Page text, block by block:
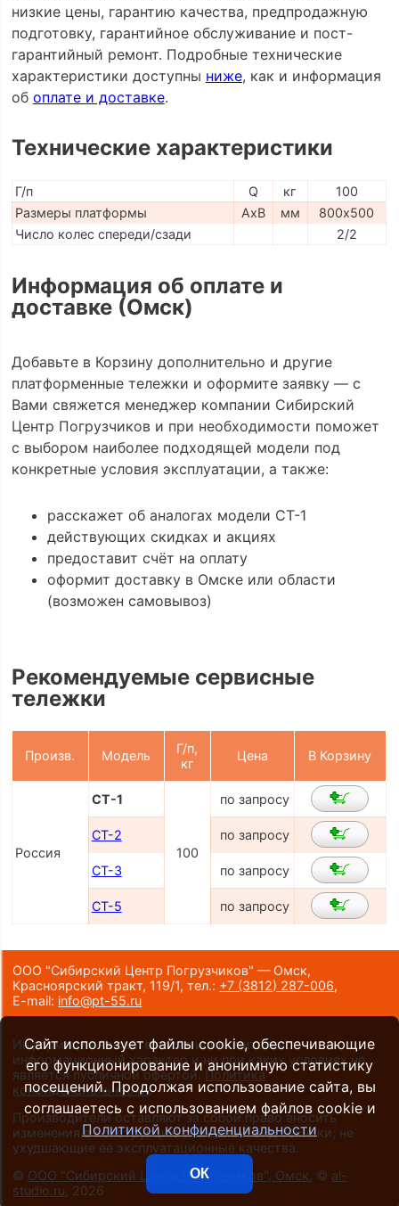
низкие цены, гарантию качества, предпродажную
подготовку, гарантийное обслуживание и пост-
гарантийный ремонт. Подробные технические
характеристики доступны ниже, как и информация
об оплате и доставке.
Технические характеристики
Г/п Q кг
100
Размеры платформы
AxB мм
800х500
Число колес спереди/сзади
2/2
Информация об оплате и
доставке (Омск)
Добавьте в Корзину дополнительно и другие
платформенные тележки и оформите заявку — с
Вами свяжется менеджер компании Сибирский
Центр Погрузчиков и при необходимости поможет
с выбором наиболее подходящей модели под
конкретные условия эксплуатации, а также:
расскажет об аналогах модели СТ-1
действующих скидках и акциях
предоставит счёт на оплату
оформит доставку в Омске или области
(возможен самовывоз)
Рекомендуемые сервисные
тележки
Произв. Модель
Г/п,
кг
Цена В Корзину
Россия
СТ-1
100
по запросу
СТ-2 по запросу
СТ-3 по запросу
СТ-5 по запросу
ООО "Сибирский Центр Погрузчиков" — Омск,
Красноярский тракт, 119/1,тел.: +7 (3812) 287-006,
E-mail: info@pt-55.ru
Информация на сайте носит исключительно
информационный характер и ни при каких условиях не
является публичной офертой. Политика
конфиденциальности.
Производители оставляют за собой право вносить
изменения в конструкцию и внешний вид техники, не
ухудшающие ее эксплуатационные качества.
© ООО "Сибирский Центр Погрузчиков", Омск , © al-
studio.ru , 2026
Сайт использует файлы cookie, обеспечивающие
его функционирование и анонимную статистику
посещений. Продолжая использование сайта, вы
соглашаетесь с использованием файлов cookie и
Политикой конфиденциальности
ОК